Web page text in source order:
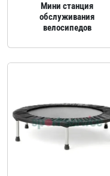
Мини станция
обслуживания
велосипедов